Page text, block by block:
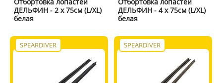
ДЕЛЬФИН - 2 x 75см (L/XL)
белая
ДЕЛЬФИН - 4 x 75см (L/XL)
белая
SPEARDIVER SPEARDIVER